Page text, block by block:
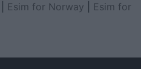
Esim for Norway
Esim for